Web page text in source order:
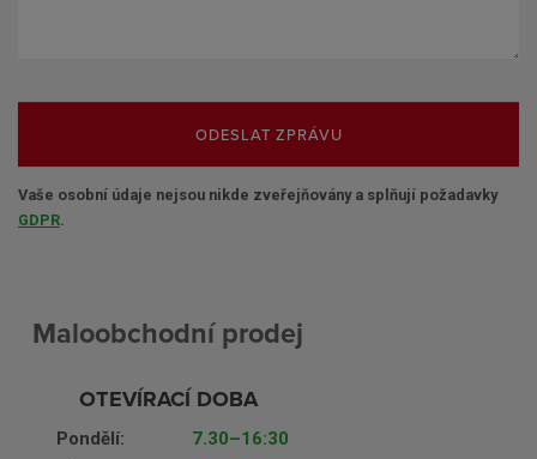
ODESLAT ZPRÁVU
Vaše osobní údaje nejsou nikde zveřejňovány a splňují požadavky
GDPR
Maloobchodní prodej
OTEVÍRACÍ DOBA
Pondělí:
7.30–16:30